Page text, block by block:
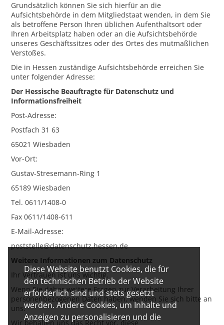
Diese Website benutzt Cookies, die für
den technischen Betrieb der Website
erforderlich sind und stets gesetzt
werden. Andere Cookies, um Inhalte und
Anzeigen zu personalisieren und die
Grundsätzlich können Sie sich hierfür an die
Aufsichtsbehörde in dem Mitgliedstaat wenden, in dem Sie
als betroffene Person Ihren üblichen Aufenthaltsort oder
Ihren Arbeitsplatz haben oder an die Aufsichtsbehörde
unseres Geschäftssitzes oder des Ortes des mutmaßlichen
Verstoßes.
Die in Hessen zuständige Aufsichtsbehörde erreichen Sie
unter folgender Adresse:
Der Hessische Beauftragte für Datenschutz und
Informationsfreiheit
Post-Adresse:
Postfach 31 63
65021 Wiesbaden
Vor-Ort:
Gustav-Stresemann-Ring 1
65189 Wiesbaden
Tel. 0611/1408-0
Fax 0611/1408-611
E-Mail-Adresse:
poststelle@datenschutz.hessen.de
Weitere Informationen zum Datenschutz
Ihr Vertrauen ist uns wichtig.
Wenn Sie daher weitere Fragen zur Verarbeitung Ihrer
personenbezogenen Daten haben, wenden Sie sich bitte an
uns.
Wir behalten uns das Recht vor, diese